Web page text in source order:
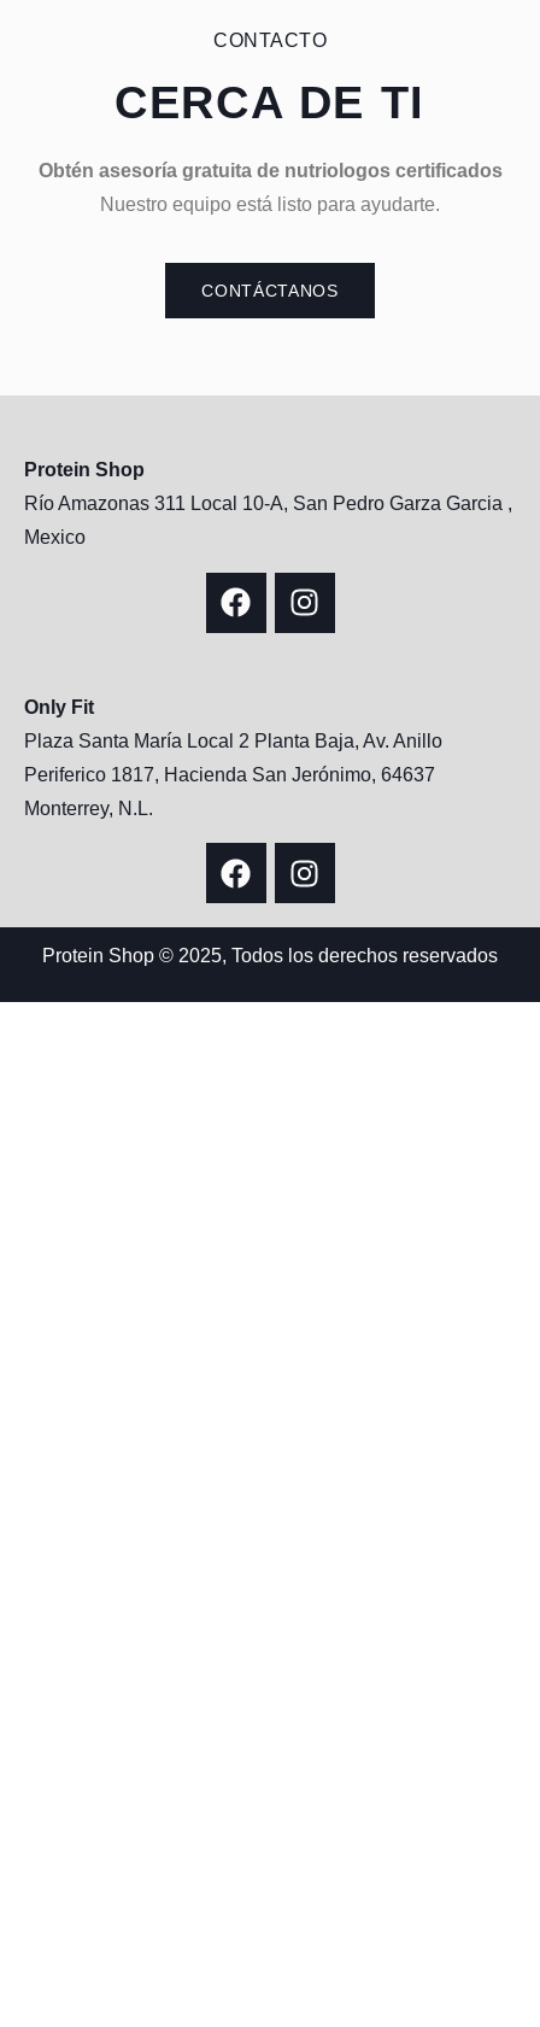
CONTACTO
CERCA DE TI
Obtén asesoría gratuita de nutriologos certificados
Nuestro equipo está listo para ayudarte.
CONTÁCTANOS
Protein Shop
Río Amazonas 311 Local 10-A, San Pedro Garza Garcia ,
Mexico
Only Fit
Plaza Santa María Local 2 Planta Baja, Av. Anillo
Periferico 1817, Hacienda San Jerónimo, 64637
Monterrey, N.L.
Protein Shop © 2025, Todos los derechos reservados